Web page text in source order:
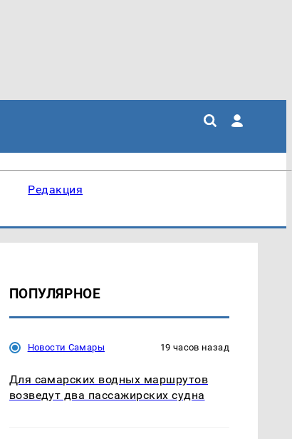
Редакция
ПОПУЛЯРНОЕ
Новости Самары 19 часов назад
Для самарских водных маршрутов
возведут два пассажирских судна